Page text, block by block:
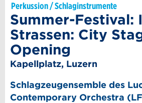
Perkussion / Schlaginstrumente
Summer-Festival:
Strassen: City
Opening
Kapellplatz, Luzern
Schlagzeugensemble des
Contemporary Orchestra